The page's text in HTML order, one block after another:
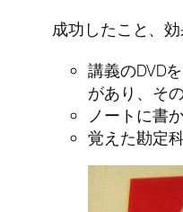
成功したこと、
講義のDVD
があり、そ
ノートに書
覚えた勘定